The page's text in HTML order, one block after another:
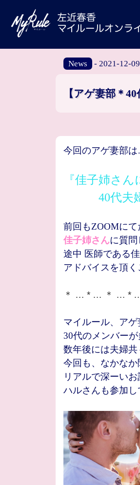
News - 2021-12-
【アゲ妻部＊
今回のアゲ妻部
『佳子姉さん
40代夫婦
前回もZOOMに
佳子姉さんに質問
途中 医師である
アドバイスを頂く
＊ … * … ＊ … *
マイルール、アゲ
30代のメンバーが
数年後には夫婦共
今回も、なかな
リアルで深ーい
ハルさんも参加